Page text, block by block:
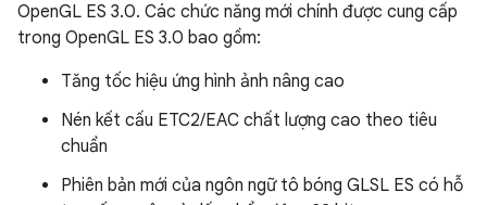
OpenGL ES 3.0. Các chức năng mới chính được cung cấp
trong OpenGL ES 3.0 bao gồm:
Tăng tốc hiệu ứng hình ảnh nâng cao
Nén kết cấu ETC2/EAC chất lượng cao theo tiêu
chuẩn
Phiên bản mới của ngôn ngữ tô bóng GLSL ES có hỗ